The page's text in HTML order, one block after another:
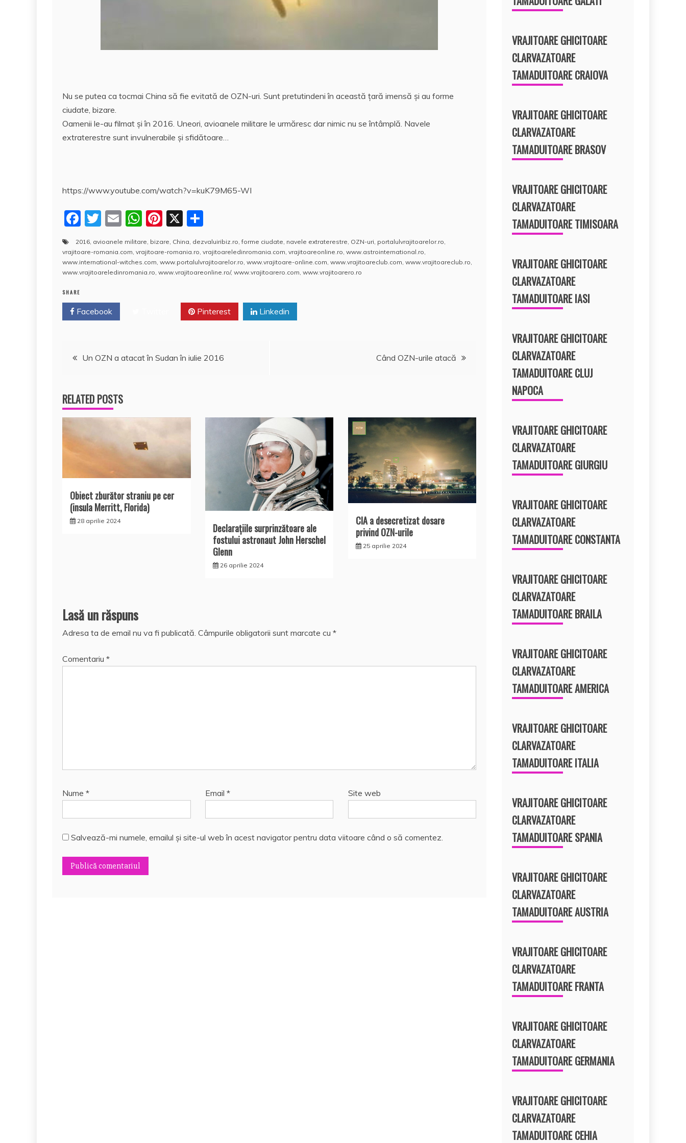
Nu se putea ca tocmai China să fie evitată de OZN-uri. Sunt pretutindeni în această ţară imensă şi au forme
ciudate, bizare.
Oamenii le-au filmat şi în 2016. Uneori, avioanele militare le urmăresc dar nimic nu se întâmplă. Navele
extraterestre sunt invulnerabile şi sfidătoare…
https://www.youtube.com/watch?v=kuK79M65-WI
F
a
c
e
o
o
T
itt
er
E
m
ai
l
W
h
at
s
Pi
nt
er
e
X
a
rt
aj
a
z
2016, avioanele militare, bizare, China, dezvaluiribiz.ro,forme ciudate, navele extraterestre, OZN-uri, portalulvrajitoarelor.ro,
vrajitoare-romania.com, vrajitoare-romania.ro, vrajitoareledinromania.com, vrajitoareonline.ro, www.astrointernational.ro,
www.international-witches.com, www.portalulvrajitoarelor.ro, www.vrajitoare-online.com, www.vrajitoareclub.com, www.vrajitoareclub.ro,
www.vrajitoareledinromania.ro, www.vrajitoareonline.ro/, www.vrajitoarero.com, www.vrajitoarero.ro
SHARE
Facebook Pinterest Linkedin
Navigare
articole
Un OZN a atacat în Sudan în iulie 2016 Când OZN-urile atacă
RELATED POSTS
Obiect zburător straniu pe cer
(insula Merritt, Florida)
28 aprilie 2024
Declaraţiile surprinzătoare ale
fostului astronaut John Herschel
Glenn
26 aprilie 2024
CIA a desecretizat dosare
privind OZN-urile
25 aprilie 2024
Lasă un răspuns
Adresa ta de email nu va fi publicată. Câmpurile obligatorii sunt marcate cu *
Comentariu *
Nume * Email * Site web
Salvează-mi numele, emailul și site-ul web în acest navigator pentru data viitoare când o să comentez.
VRAJITOARE GHICITOARE
CLARVAZATOARE
TAMADUITOARE CRAIOVA
VRAJITOARE GHICITOARE
CLARVAZATOARE
TAMADUITOARE BRASOV
VRAJITOARE GHICITOARE
CLARVAZATOARE
TAMADUITOARE TIMISOARA
VRAJITOARE GHICITOARE
CLARVAZATOARE
TAMADUITOARE IASI
VRAJITOARE GHICITOARE
CLARVAZATOARE
TAMADUITOARE CLUJ
NAPOCA
VRAJITOARE GHICITOARE
CLARVAZATOARE
TAMADUITOARE GIURGIU
VRAJITOARE GHICITOARE
CLARVAZATOARE
TAMADUITOARE CONSTANTA
VRAJITOARE GHICITOARE
CLARVAZATOARE
TAMADUITOARE BRAILA
VRAJITOARE GHICITOARE
CLARVAZATOARE
TAMADUITOARE AMERICA
VRAJITOARE GHICITOARE
CLARVAZATOARE
TAMADUITOARE ITALIA
VRAJITOARE GHICITOARE
CLARVAZATOARE
TAMADUITOARE SPANIA
VRAJITOARE GHICITOARE
CLARVAZATOARE
TAMADUITOARE AUSTRIA
VRAJITOARE GHICITOARE
CLARVAZATOARE
TAMADUITOARE FRANTA
VRAJITOARE GHICITOARE
CLARVAZATOARE
TAMADUITOARE GERMANIA
VRAJITOARE GHICITOARE
CLARVAZATOARE
TAMADUITOARE CEHIA